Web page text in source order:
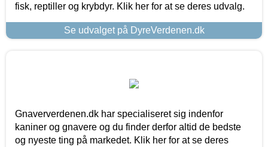
fisk, reptiller og krybdyr. Klik her for at se deres udvalg.
Se udvalget på DyreVerdenen.dk
Gnaververdenen.dk har specialiseret sig indenfor
kaniner og gnavere og du finder derfor altid de bedste
og nyeste ting på markedet. Klik her for at se deres